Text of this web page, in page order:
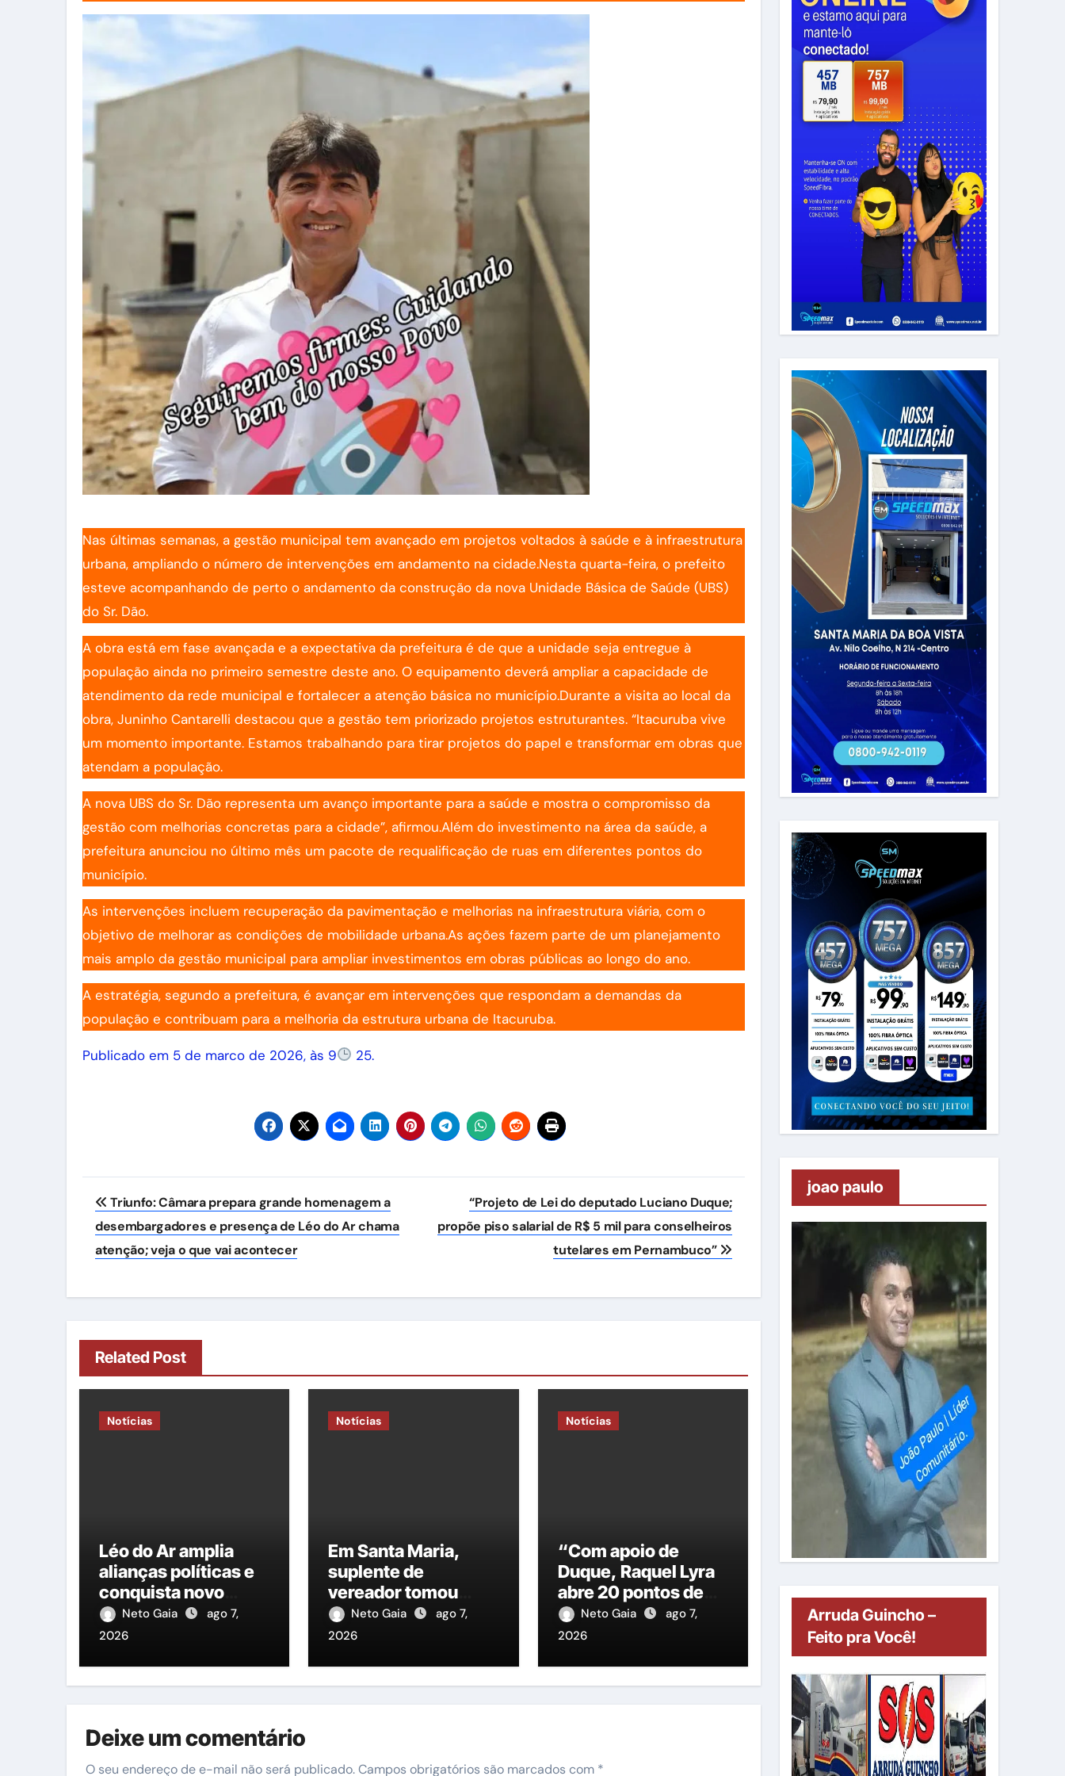
Nas últimas semanas, a gestão municipal tem avançado em projetos voltados à saúde e à infraestrutura
urbana, ampliando o número de intervenções em andamento na cidade.Nesta quarta-feira, o prefeito
esteve acompanhando de perto o andamento da construção da nova Unidade Básica de Saúde (UBS)
do Sr. Dão.
A obra está em fase avançada e a expectativa da prefeitura é de que a unidade seja entregue à
população ainda no primeiro semestre deste ano. O equipamento deverá ampliar a capacidade de
atendimento da rede municipal e fortalecer a atenção básica no município.Durante a visita ao local da
obra, Juninho Cantarelli destacou que a gestão tem priorizado projetos estruturantes. “Itacuruba vive
um momento importante. Estamos trabalhando para tirar projetos do papel e transformar em obras que
atendam a população.
A nova UBS do Sr. Dão representa um avanço importante para a saúde e mostra o compromisso da
gestão com melhorias concretas para a cidade”, afirmou.Além do investimento na área da saúde, a
prefeitura anunciou no último mês um pacote de requalificação de ruas em diferentes pontos do
município.
As intervenções incluem recuperação da pavimentação e melhorias na infraestrutura viária, com o
objetivo de melhorar as condições de mobilidade urbana.As ações fazem parte de um planejamento
mais amplo da gestão municipal para ampliar investimentos em obras públicas ao longo do ano.
A estratégia, segundo a prefeitura, é avançar em intervenções que respondam a demandas da
população e contribuam para a melhoria da estrutura urbana de Itacuruba.
Publicado em 5 de marco de 2026, às 9 25.
Navegação
de
Post
Triunfo: Câmara prepara grande homenagem a
desembargadores e presença de Léo do Ar chama
atenção; veja o que vai acontecer
“Projeto de Lei do deputado Luciano Duque;
propõe piso salarial de R$ 5 mil para conselheiros
tutelares em Pernambuco”
Related Post
Notícias
Léo do Ar amplia
alianças políticas e
conquista novo
apoio em Moreno de
olho na Alepe
Neto Gaia
ago 7,
2026
Notícias
Em Santa Maria,
suplente de
vereador tomou
posse na Casa José
Ozanan, “e já
Neto Gaia
ago 7,
2026
Notícias
“Com apoio de
Duque, Raquel Lyra
abre 20 pontos de
vantagem sobre
João Campos
Neto Gaia
ago 7,
2026
Deixe um comentário
O seu endereço de e-mail não será publicado.Campos obrigatórios são marcados com *
joao paulo
Arruda Guincho –
Feito pra Você!